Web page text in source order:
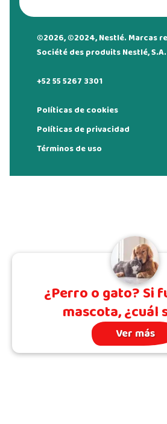
¿Perro o gato? Si
mascota, ¿cuál
Ver más
©2026, ©2024, Nestlé. Marcas
Société des produits Nestlé,
+52 55 5267 3301
Políticas de cookies
Políticas de privacidad
Términos de uso